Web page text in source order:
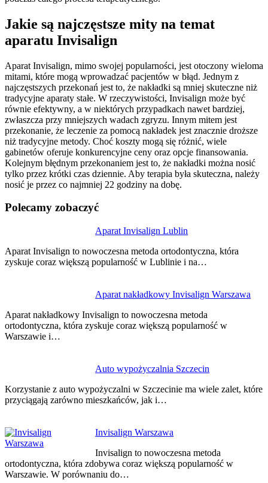
Jakie są najczęstsze mity na temat
aparatu Invisalign
Aparat Invisalign, mimo swojej popularności, jest otoczony wieloma
mitami, które mogą wprowadzać pacjentów w błąd. Jednym z
najczęstszych przekonań jest to, że nakładki są mniej skuteczne niż
tradycyjne aparaty stałe. W rzeczywistości, Invisalign może być
równie efektywny, a w niektórych przypadkach nawet bardziej,
zwłaszcza przy mniejszych wadach zgryzu. Innym mitem jest
przekonanie, że leczenie za pomocą nakładek jest znacznie droższe
niż tradycyjne metody. Choć koszty mogą się różnić, wiele
gabinetów oferuje konkurencyjne ceny oraz opcje finansowania.
Kolejnym błędnym przekonaniem jest to, że nakładki można nosić
tylko przez krótki czas dziennie. Aby terapia była skuteczna, należy
nosić je przez co najmniej 22 godziny na dobę.
Polecamy zobaczyć
Aparat Invisalign Lublin
Aparat Invisalign to nowoczesna metoda ortodontyczna, która
zyskuje coraz większą popularność w Lublinie i na…
Aparat nakładkowy Invisalign Warszawa
Aparat nakładkowy Invisalign to nowoczesna metoda
ortodontyczna, która zyskuje coraz większą popularność w
Warszawie i…
Auto wypożyczalnia Szczecin
Korzystanie z auto wypożyczalni w Szczecinie ma wiele zalet, które
przyciągają zarówno mieszkańców, jak i…
Invisalign Warszawa
Invisalign to nowoczesna metoda
ortodontyczna, która zdobywa coraz większą popularność w
Warszawie. W porównaniu do…
wpisu